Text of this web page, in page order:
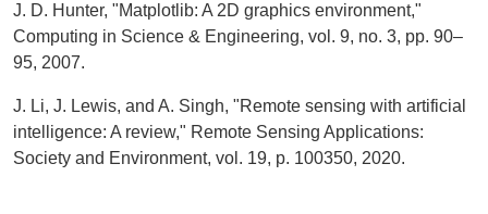
J. D. Hunter, "Matplotlib: A 2D graphics environment,"
Computing in Science & Engineering, vol. 9, no. 3, pp. 90–
95, 2007.
J. Li, J. Lewis, and A. Singh, "Remote sensing with artificial
intelligence: A review," Remote Sensing Applications:
Society and Environment, vol. 19, p. 100350, 2020.